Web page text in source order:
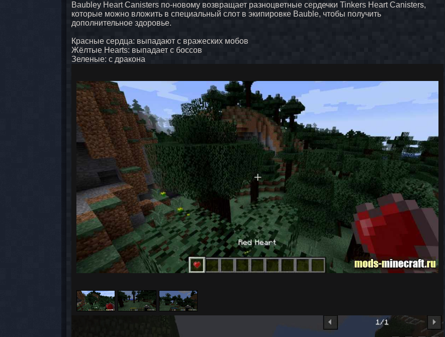
Baubley Heart Canisters по-новому возвращает разноцветные сердечки Tinkers Heart Canisters,
которые можно вложить в специальный слот в экипировке Bauble, чтобы получить
дополнительное здоровье.
Красные сердца: выпадают с вражеских мобов
Жёлтые Hearts: выпадает с боссов
Зеленые: с дракона